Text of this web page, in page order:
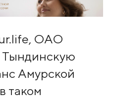
ОАО
Амурской
таком